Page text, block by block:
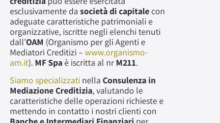
esclusivamente da società di capitalecon
adeguate caratteristiche patrimoniali e
organizzative, iscritte negli elenchi tenuti
dall’OAM (Organismo per gli Agenti e
Mediatori Creditizi – www.organismo-
am.it). MF Spa è iscritta al nr M211.
Siamo specializzati nella Consulenza in
Mediazione Creditizia, valutando le
caratteristiche delle operazioni richieste e
mettendo in contatto i nostri clienti con